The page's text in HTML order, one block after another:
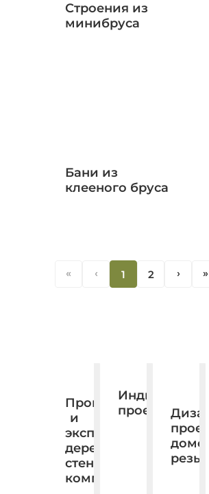
Строения из
минибруса
Бани из
клееного бруса
« ‹ 1 2 ‹ «
Производство
и
экспорт
деревянных
стеновых
комплектов.